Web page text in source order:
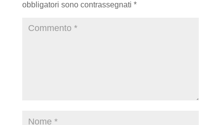
obbligatori sono contrassegnati *